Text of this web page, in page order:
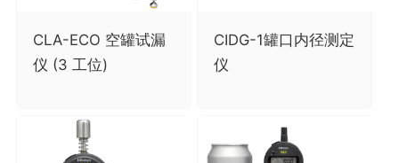
CLA-ECO 空罐试漏
仪 (3 工位)
CIDG-1罐口内径测定
仪